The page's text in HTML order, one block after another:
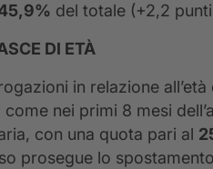
del totale (+2,2
DI ETÀ
in relazione all’età
nei primi 8 mesi
con una quota pari al
prosegue lo